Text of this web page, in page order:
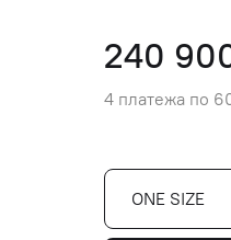
240
4 платежа по
ONE SIZE